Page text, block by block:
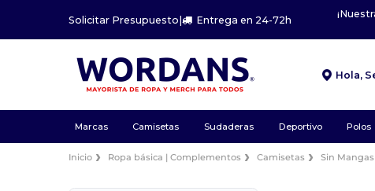
Solicitar Presupuesto| Entrega en 24-72h
Hola,
Marcas Camisetas Sudaderas Deportivo Polos
Inicio Ropa básica | Complementos Camisetas Sin Mangas